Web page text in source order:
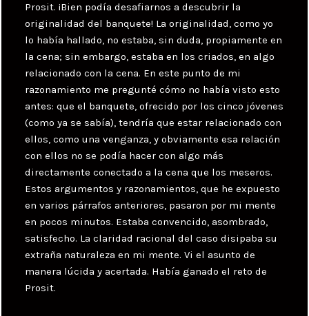
Prosit. ¡Bien podía desafiarnos a descubrir la
originalidad del banquete! La originalidad, como yo
lo había hallado, no estaba, sin duda, propiamente en
la cena; sin embargo, estaba en los criados, en algo
relacionado con la cena. En este punto de mi
razonamiento me pregunté cómo no había visto esto
antes: que el banquete, ofrecido por los cinco jóvenes
(como ya se sabía), tendría que estar relacionado con
ellos, como una venganza, y obviamente esa relación
con ellos no se podía hacer con algo más
directamente conectado a la cena que los meseros.
Estos argumentos y razonamientos, que he expuesto
en varios párrafos anteriores, pasaron por mi mente
en pocos minutos. Estaba convencido, asombrado,
satisfecho. La claridad racional del caso disipaba su
extraña naturaleza en mi mente. Vi el asunto de
manera lúcida y acertada. Había ganado el reto de
Prosit.